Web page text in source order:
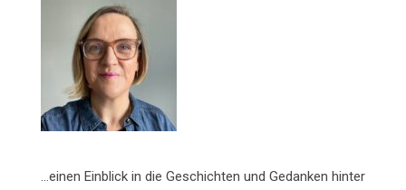
…einen Einblick in die Geschichten und Gedanken hinter